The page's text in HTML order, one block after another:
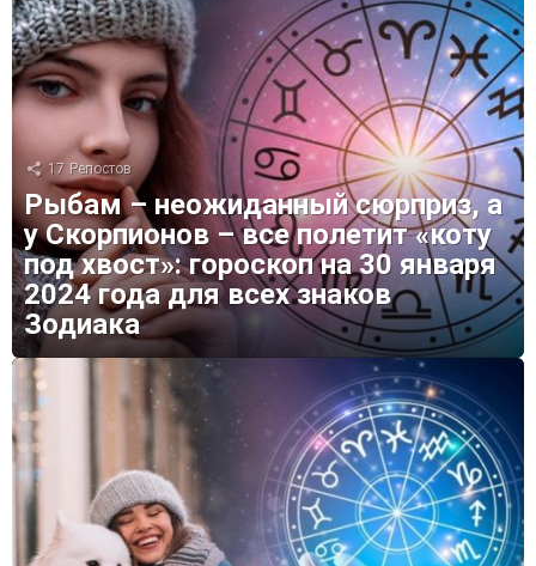
17 Репостов
Рыбам – неожиданный сюрприз, а
у Скорпионов – все полетит «коту
под хвост»: гороскоп на 30 января
2024 года для всех знаков
Зодиака